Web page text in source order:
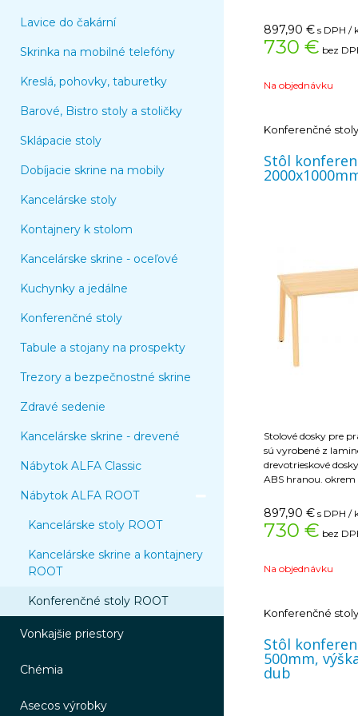
Lavice do čakární
Skrinka na mobilné telefóny
Kreslá, pohovky, taburetky
Barové, Bistro stoly a stoličky
Sklápacie stoly
Dobíjacie skrine na mobily
Kancelárske stoly
Kontajnery k stolom
Kancelárske skrine - oceľové
Kuchynky a jedálne
Konferenčné stoly
Tabule a stojany na prospekty
Trezory a bezpečnostné skrine
Zdravé sedenie
Kancelárske skrine - drevené
Nábytok ALFA Classic
Nábytok ALFA ROOT
Kancelárske stoly ROOT
Kancelárske skrine a kontajnery
ROOT
Konferenčné stoly ROOT
Vonkajšie priestory
Chémia
Asecos výrobky
konferenčné stoly
Topmatt (čierna).
je charakteristický
pre horizontálne
teplý a vyznačuje
odolnosťou proti
stavebnými
pozdĺžne nosníky.
zhotovená z
Kovové časti
kvalitné epoxy-
v RAL9010 (biela) Ďalšie rozmery a farby na
vyžiadanie (
3200x1000mm)
897,90 € s DPH /
730 € bez
Na objednávku
Konferenčné
Stôl
Stolové dosky pre
sú vyrobené z
drevotrieskové
ABS hranou. okrem
konferenčné stoly
Topmatt (čierna).
je charakteristický
pre horizontálne
teplý a vyznačuje
odolnosťou proti
stavebnými
pozdĺžne nosníky.
zhotovená z
závrtnými
897,90 € s DPH /
730 € bez
Na objednávku
Konferenčné
Stôl
500mm,
dub